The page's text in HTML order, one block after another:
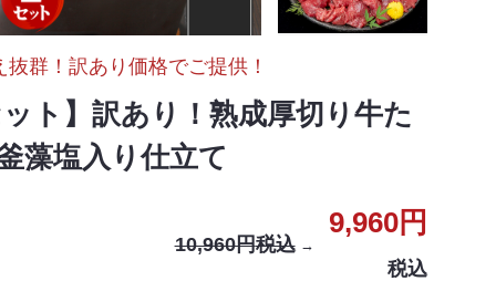
抜群！訳あり価格でご提供！
ット】訳あり！熟成厚切り牛た
藻塩入り仕立て
10,960円税込→
9,960円
税込